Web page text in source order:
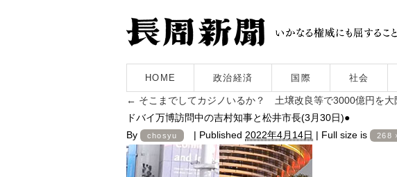
HOME 政治経済 国際 社会
← そこまでしてカジノいるか？ 土壌改良等で3000億円を
ドバイ万博訪問中の吉村知事と松井市長(3月30日)●
By
chosyu | Published 2022年4月14日 | Full size is 268